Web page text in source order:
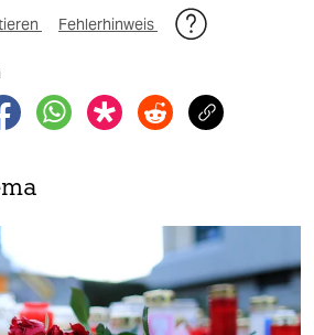
Fehlerhinweis